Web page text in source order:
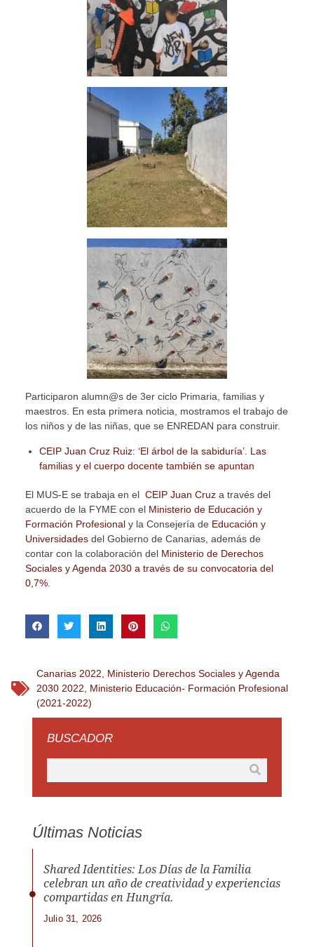
Participaron alumn@s de 3er ciclo Primaria, familias y
maestros. En esta primera noticia, mostramos el trabajo de
los niños y de las niñas, que se ENREDAN para construir.
CEIP Juan Cruz Ruiz: ‘El árbol de la sabiduría’. Las
familias y el cuerpo docente también se apuntan
El MUS-E se trabaja en el CEIP Juan Cruza través del
acuerdo de la FYME con el Ministerio de Educación y
Formación Profesionaly la Consejería de Educación y
Universidadesdel Gobierno de Canarias, además de
contar con la colaboración del Ministerio de Derechos
Sociales y Agenda 2030 a través de su convocatoria del
0,7%.
Canarias 2022
Ministerio Derechos Sociales y Agenda
2030 2022
Ministerio Educación- Formación Profesional
(2021-2022)
BUSCADOR
Últimas Noticias
Shared Identities: Los Días de la Familia
celebran un año de creatividad y experiencias
compartidas en Hungría.
Julio 31, 2026